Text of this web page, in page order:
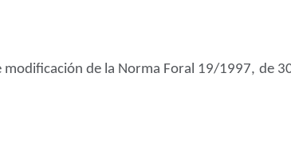
de la Norma Foral 19/1997, de